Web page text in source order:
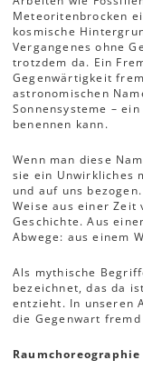
Meteoritenbrocken
kosmische
Vergangenes ohne
trotzdem da. Ein
Gegenwärtigkeit
astronomischen
Sonnensysteme –
benennen kann.
Wenn man diese
sie ein Unwirkliches
und auf uns
Weise aus einer
Geschichte. Aus
Abwege: aus einem
Als mythische
bezeichnet, das da
entzieht. In unseren
die Gegenwart
Raumchoreographie